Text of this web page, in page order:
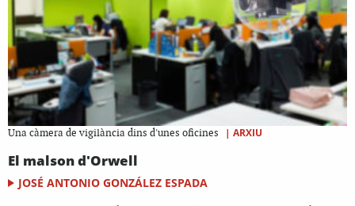
Una càmera de vigilància dins d'unes oficines | ARXIU
El malson d'Orwell
JOSÉ ANTONIO GONZÁLEZ ESPADA